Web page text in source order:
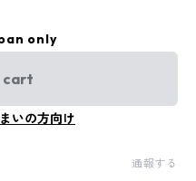
only
cart
いの方向け
通報する